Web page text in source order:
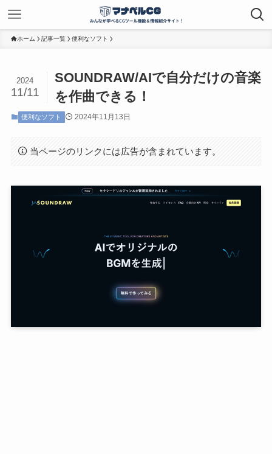
ホーム 記事一覧 便利なソフト
SOUNDRAW/AIで自分だけの音楽
を作曲できる！
2024
11/11
便利なソフト 2024年11月13日
当ページのリンクには広告が含まれています。